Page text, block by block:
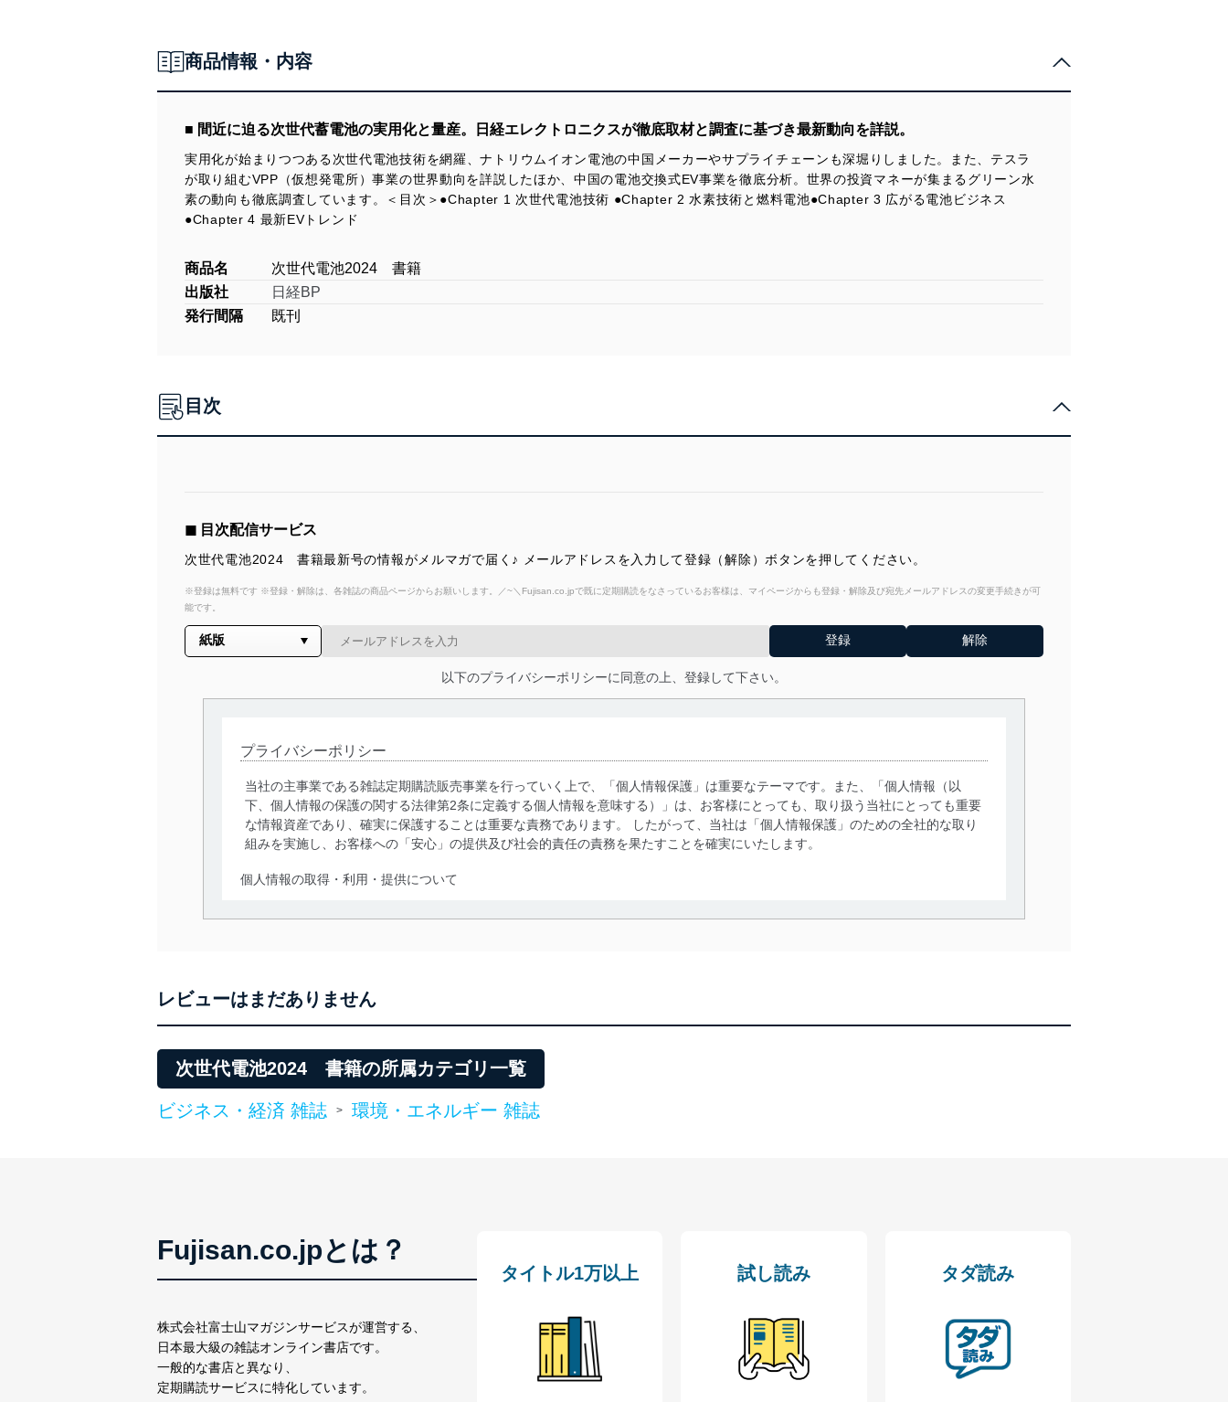
商品情報・内容
■ 間近に迫る次世代蓄電池の実用化と量産。日経エレクトロニクスが徹底取材と調査に基づき最新動向を詳説。
実用化が始まりつつある次世代電池技術を網羅、ナトリウムイオン電池の中国メーカーやサプライチェーンも深堀りしました。また、テスラ
が取り組むVPP（仮想発電所）事業の世界動向を詳説したほか、中国の電池交換式EV事業を徹底分析。世界の投資マネーが集まるグリーン水
素の動向も徹底調査しています。＜目次＞●Chapter 1 次世代電池技術 ●Chapter 2 水素技術と燃料電池●Chapter 3 広がる電池ビジネス
●Chapter 4 最新EVトレンド
商品名
次世代電池2024 書籍
出版社
日経BP
発行間隔
既刊
目次
◼︎ 目次配信サービス
次世代電池2024 書籍最新号の情報がメルマガで届く♪ メールアドレスを入力して登録（解除）ボタンを押してください。
※登録は無料です ※登録・解除は、各雑誌の商品ページからお願いします。／~＼Fujisan.co.jpで既に定期購読をなさっているお客様は、マイページからも登録・解除及び宛先メールアドレスの変更手続きが可
能です。
以下のプライバシーポリシーに同意の上、登録して下さい。
プライバシーポリシー
当社の主事業である雑誌定期購読販売事業を行っていく上で、「個人情報保護」は重要なテーマです。また、「個人情報（以
下、個人情報の保護の関する法律第2条に定義する個人情報を意味する）」は、お客様にとっても、取り扱う当社にとっても重要
な情報資産であり、確実に保護することは重要な責務であります。 したがって、当社は「個人情報保護」のための全社的な取り
組みを実施し、お客様への「安心」の提供及び社会的責任の責務を果たすことを確実にいたします。
個人情報の取得・利用・提供について
当社は、個人情報の取得・利用・提供に際して、その利用目的を明確にし、本人の同意を得たうえで利用目的の達成に必要な範
法令遵守
令及びその他の規範を常に適合させます。
個人情報の安全管理措置
アクセス者の識別と認証
機器に標準装備されているユーザー制御機能（ユーザーアカウント制御）により、個人情報データベース等を取り扱う情報
外部からの不正アクセス等の防止
個人データを取り扱う機器等のオペレーティングシステムを最新の状態に保持しています。
個人データを取り扱う機器等にセキュリティ対策ソフトウェア等を導入し、自動更新 機能等の活用により、これを最新状態
としています。
レビューはまだありません
次世代電池2024 書籍の所属カテゴリ一覧
ビジネス・経済 雑誌 > 環境・エネルギー 雑誌
Fujisan.co.jpとは？
株式会社富士山マガジンサービスが運営する、
日本最大級の雑誌オンライン書店です。
一般的な書店と異なり、
定期購読サービスに特化しています。
タイトル1万以上 試し読み タダ読み